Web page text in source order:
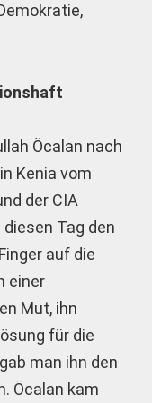
Öcalan nach
Kenia vom
der CIA
Tag den
auf die
einer
Mut, ihn
für die
man ihn den
Öcalan kam